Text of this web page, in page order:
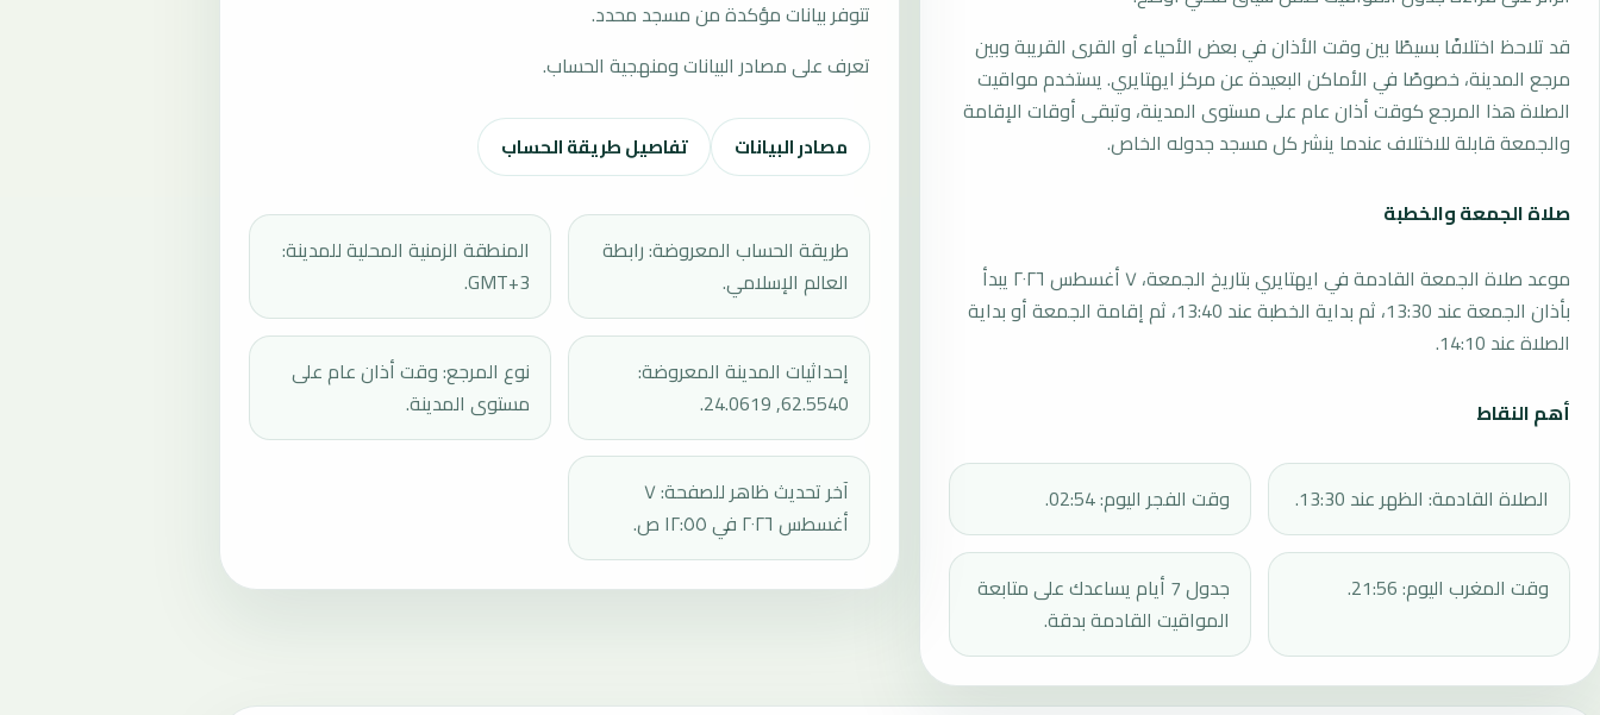
قد تلاحظ اختلافًا بسيطًا بين وقت الأذان في بعض الأحياء أو القرى القريبة وبين
مرجع المدينة، خصوصًا في الأماكن البعيدة عن مركز ايهتايري. يستخدم مواقيت
الصلاة هذا المرجع كوقت أذان عام على مستوى المدينة، وتبقى أوقات الإقامة
والجمعة قابلة للاختلاف عندما ينشر كل مسجد جدوله الخاص.
صلاة الجمعة والخطبة
موعد صلاة الجمعة القادمة في ايهتايري بتاريخ الجمعة، ٧ أغسطس ٢٠٢٦ يبدأ
بأذان الجمعة عند 13:30، ثم بداية الخطبة عند 13:40، ثم إقامة الجمعة أو بداية
الصلاة عند 14:10.
أهم النقاط
الصلاة القادمة: الظهر عند 13:30. وقت الفجر اليوم: 02:54.
وقت المغرب اليوم: 21:56.
جدول 7 أيام يساعدك على متابعة
المواقيت القادمة بدقة.
تتوفر بيانات مؤكدة من مسجد محدد.
تعرف على مصادر البيانات ومنهجية الحساب.
مصادر البيانات تفاصيل طريقة الحساب
طريقة الحساب المعروضة: رابطة
العالم الإسلامي.
المنطقة الزمنية المحلية للمدينة:
GMT+3.
إحداثيات المدينة المعروضة:
62.5540, 24.0619.
نوع المرجع: وقت أذان عام على
مستوى المدينة.
آخر تحديث ظاهر للصفحة: ٧
أغسطس ٢٠٢٦ في ١٢:٥٥ ص.